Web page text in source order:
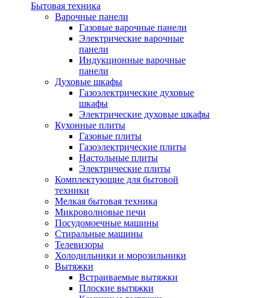
Бытовая техника
Варочные панели
Газовые варочные панели
Электрические варочные
панели
Индукционные варочные
панели
Духовые шкафы
Газоэлектрические духовые
шкафы
Электрические духовые шкафы
Кухонные плиты
Газовые плиты
Газоэлектрические плиты
Настольные плиты
Электрические плиты
Комплектующие для бытовой
техники
Мелкая бытовая техника
Микроволновые печи
Посудомоечные машины
Стиральные машины
Телевизоры
Холодильники и морозильники
Вытяжки
Встраиваемые вытяжки
Плоские вытяжки